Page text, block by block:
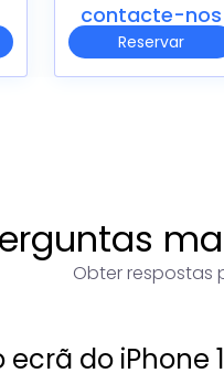
contacte-nos
Reservar
Obter respostas
do iPhone